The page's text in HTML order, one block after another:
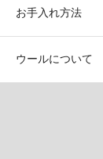
お手入れ方法
ウールについて